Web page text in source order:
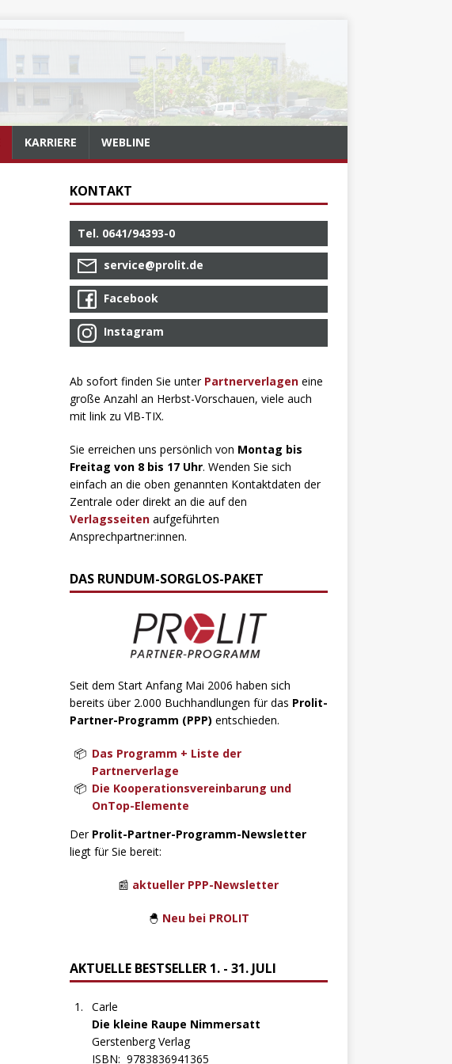
KARRIERE WEBLINE
KONTAKT
Tel. 0641/94393-0
service@prolit.de
Facebook
Instagram
Ab sofort finden Sie unter Partnerverlageneine
große Anzahl an Herbst-Vorschauen, viele auch
mit link zu VlB-TIX.
Sie erreichen uns persönlich von Montag bis
Freitag von 8 bis 17 Uhr. Wenden Sie sich
einfach an die oben genannten Kontaktdaten der
Zentrale oder direkt an die auf den
Verlagsseitenaufgeführten
Ansprechpartner:innen.
DAS RUNDUM-SORGLOS-PAKET
Seit dem Start Anfang Mai 2006 haben sich
bereits über 2.000 Buchhandlungen für das Prolit-
Partner-Programm (PPP) entschieden.
Das Programm + Liste der
Partnerverlage
Die Kooperationsvereinbarung und
OnTop-Elemente
Der Prolit-Partner-Programm-Newsletter
liegt für Sie bereit:
📰 aktueller PPP-Newsletter
🐣 Neu bei PROLIT
AKTUELLE BESTSELLER 1. - 31. JULI
Carle
Die kleine Raupe Nimmersatt
Gerstenberg Verlag
ISBN: 9783836941365